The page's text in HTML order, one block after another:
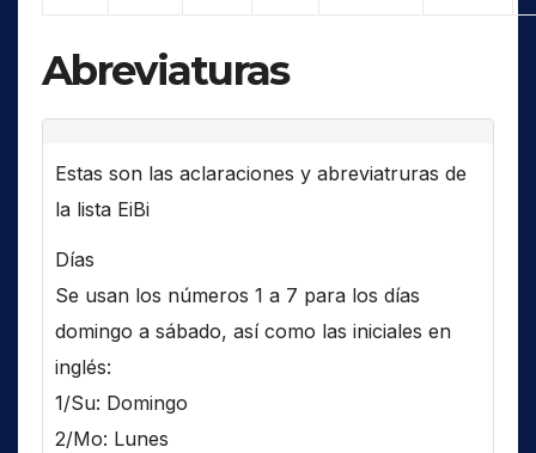
Abreviaturas
Estas son las aclaraciones y abreviatruras de
la lista EiBi
Días
Se usan los números 1 a 7 para los días
domingo a sábado, así como las iniciales en
inglés:
1/Su: Domingo
2/Mo: Lunes